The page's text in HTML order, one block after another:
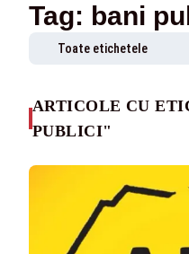
Tag: bani
Toate etichetele
ARTICOLE CU
PUBLICI"